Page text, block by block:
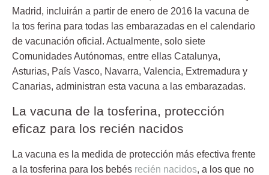
Madrid, incluirán a partir de enero de 2016 la vacuna de
la tos ferina para todas las embarazadas en el calendario
de vacunación oficial. Actualmente, solo siete
Comunidades Autónomas, entre ellas Catalunya,
Asturias, País Vasco, Navarra, Valencia, Extremadura y
Canarias, administran esta vacuna a las embarazadas.
La vacuna de la tosferina, protección
eficaz para los recién nacidos
La vacuna es la medida de protección más efectiva frente
a la tosferina para los bebés recién nacidos, a los que no